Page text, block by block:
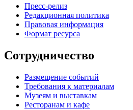
Пресс-релиз
Редакционная политика
Правовая информация
Формат ресурса
Сотрудничество
Размещение событий
Требования к материалам
Музеям и выставкам
Ресторанам и кафе